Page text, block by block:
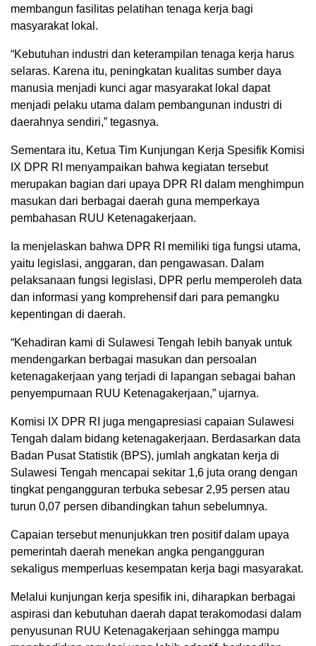
membangun fasilitas pelatihan tenaga kerja bagi
masyarakat lokal.
“Kebutuhan industri dan keterampilan tenaga kerja harus
selaras. Karena itu, peningkatan kualitas sumber daya
manusia menjadi kunci agar masyarakat lokal dapat
menjadi pelaku utama dalam pembangunan industri di
daerahnya sendiri,” tegasnya.
Sementara itu, Ketua Tim Kunjungan Kerja Spesifik Komisi
IX DPR RI menyampaikan bahwa kegiatan tersebut
merupakan bagian dari upaya DPR RI dalam menghimpun
masukan dari berbagai daerah guna memperkaya
pembahasan RUU Ketenagakerjaan.
Ia menjelaskan bahwa DPR RI memiliki tiga fungsi utama,
yaitu legislasi, anggaran, dan pengawasan. Dalam
pelaksanaan fungsi legislasi, DPR perlu memperoleh data
dan informasi yang komprehensif dari para pemangku
kepentingan di daerah.
“Kehadiran kami di Sulawesi Tengah lebih banyak untuk
mendengarkan berbagai masukan dan persoalan
ketenagakerjaan yang terjadi di lapangan sebagai bahan
penyempurnaan RUU Ketenagakerjaan,” ujarnya.
Komisi IX DPR RI juga mengapresiasi capaian Sulawesi
Tengah dalam bidang ketenagakerjaan. Berdasarkan data
Badan Pusat Statistik (BPS), jumlah angkatan kerja di
Sulawesi Tengah mencapai sekitar 1,6 juta orang dengan
tingkat pengangguran terbuka sebesar 2,95 persen atau
turun 0,07 persen dibandingkan tahun sebelumnya.
Capaian tersebut menunjukkan tren positif dalam upaya
pemerintah daerah menekan angka pengangguran
sekaligus memperluas kesempatan kerja bagi masyarakat.
Melalui kunjungan kerja spesifik ini, diharapkan berbagai
aspirasi dan kebutuhan daerah dapat terakomodasi dalam
penyusunan RUU Ketenagakerjaan sehingga mampu